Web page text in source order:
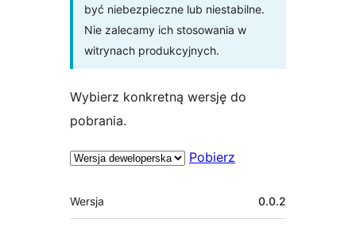
być niebezpieczne lub niestabilne.
Nie zalecamy ich stosowania w
witrynach produkcyjnych.
Wybierz konkretną wersję do
pobrania.
Pobierz
Meta
Wersja 0.0.2